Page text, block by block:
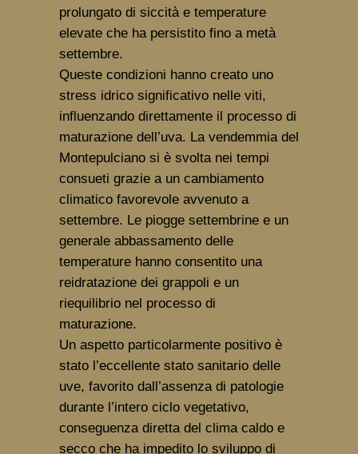
prolungato di siccità e temperature
elevate che ha persistito fino a metà
settembre.
Queste condizioni hanno creato uno
stress idrico significativo nelle viti,
influenzando direttamente il processo di
maturazione dell’uva. La vendemmia del
Montepulciano si è svolta nei tempi
consueti grazie a un cambiamento
climatico favorevole avvenuto a
settembre. Le piogge settembrine e un
generale abbassamento delle
temperature hanno consentito una
reidratazione dei grappoli e un
riequilibrio nel processo di
maturazione.
Un aspetto particolarmente positivo è
stato l’eccellente stato sanitario delle
uve, favorito dall’assenza di patologie
durante l’intero ciclo vegetativo,
conseguenza diretta del clima caldo e
secco che ha impedito lo sviluppo di